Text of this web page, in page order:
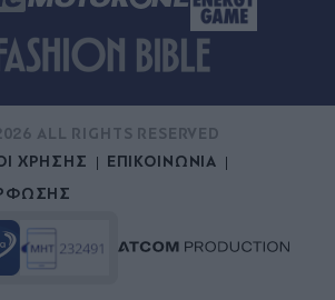
ΧΡΗΣΗΣ
ΕΠΙΚΟΙΝΩΝΙΑ
ALL RIGHTS RESERVED